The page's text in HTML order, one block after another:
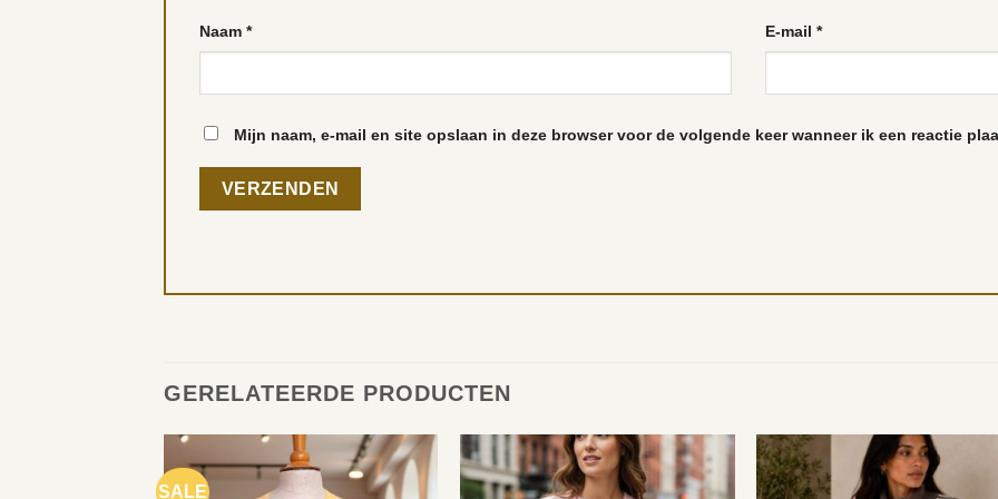
Naam * E-mail *
Mijn naam, e-mail en site opslaan in deze browser voor de volgende keer wanneer ik een reactie
GERELATEERDE PRODUCTEN
SALE